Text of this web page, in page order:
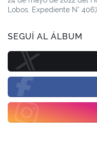
Lobos. Expediente N°
SEGUÍ AL ÁLBUM